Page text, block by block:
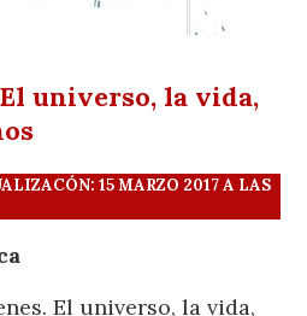
universo, la vida,
15 MARZO 2017 A LAS
El universo, la vida,